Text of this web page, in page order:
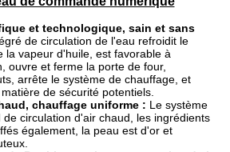
et technologique, sain et sans
de circulation de l'eau refroidit le
la vapeur d'huile, est favorable à
ouvre et ferme la porte de four,
arrête le système de chauffage, et
de sécurité potentiels.
chauffage uniforme : Le système
circulation d'air chaud, les ingrédients
également, la peau est d'or et